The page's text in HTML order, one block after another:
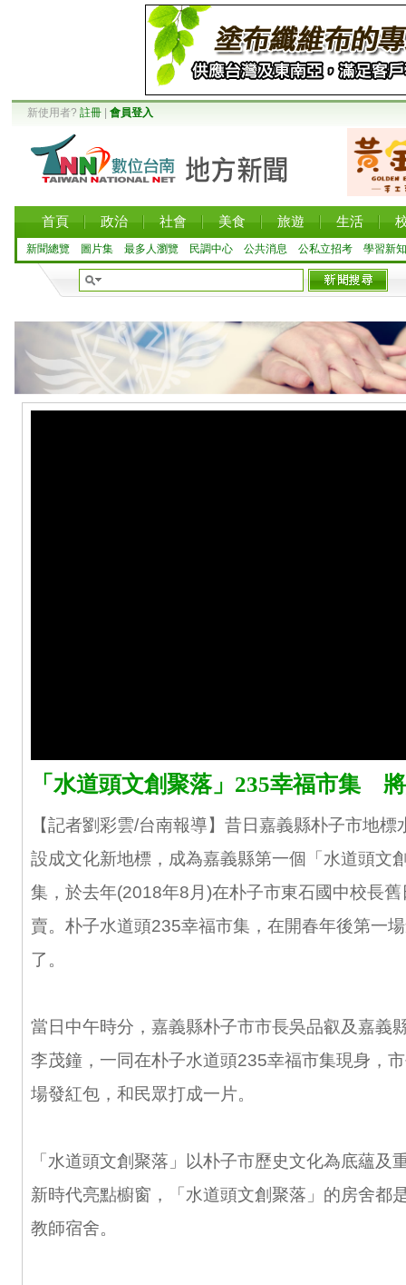
新使用者? 註冊 會員登入
首頁 政治 社會 美食 旅遊 生活
新聞總覽 圖片集 最多人瀏覽 民調中心 公共消息 公私立招考 學習新知
「水道頭文創聚落」235幸福市集
【記者劉彩雲/台南報導】昔日嘉義縣朴子市地
設成文化新地標，成為嘉義縣第一個「水道頭文
集，於去年(2018年8月)在朴子市東石國中校長
賣。朴子水道頭235幸福市集，在開春年後第一
了。
當日中午時分，嘉義縣朴子市市長吳品叡及嘉義
李茂鐘，一同在朴子水道頭235幸福市集現身，
場發紅包，和民眾打成一片。
「水道頭文創聚落」以朴子市歷史文化為底蘊及
新時代亮點櫥窗，「水道頭文創聚落」的房舍都
教師宿舍。